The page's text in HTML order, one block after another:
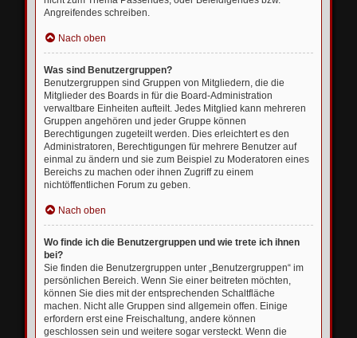
Angreifendes schreiben.
Nach oben
Was sind Benutzergruppen?
Benutzergruppen sind Gruppen von Mitgliedern, die die
Mitglieder des Boards in für die Board-Administration
verwaltbare Einheiten aufteilt. Jedes Mitglied kann mehreren
Gruppen angehören und jeder Gruppe können
Berechtigungen zugeteilt werden. Dies erleichtert es den
Administratoren, Berechtigungen für mehrere Benutzer auf
einmal zu ändern und sie zum Beispiel zu Moderatoren eines
Bereichs zu machen oder ihnen Zugriff zu einem
nichtöffentlichen Forum zu geben.
Nach oben
Wo finde ich die Benutzergruppen und wie trete ich ihnen
bei?
Sie finden die Benutzergruppen unter „Benutzergruppen“ im
persönlichen Bereich. Wenn Sie einer beitreten möchten,
können Sie dies mit der entsprechenden Schaltfläche
machen. Nicht alle Gruppen sind allgemein offen. Einige
erfordern erst eine Freischaltung, andere können
geschlossen sein und weitere sogar versteckt. Wenn die